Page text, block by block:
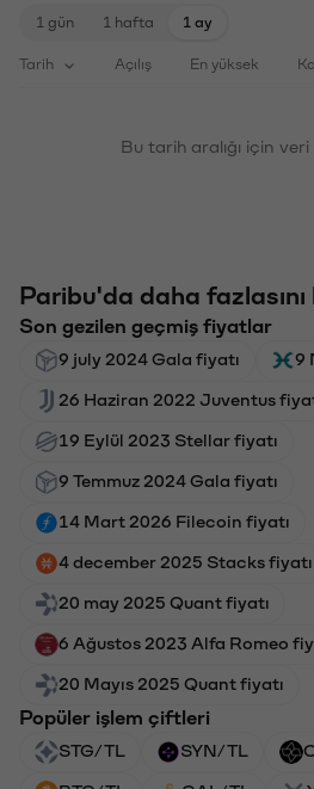
1 gün 1 hafta 1 ay
Tarih Açılış En yüksek
Bu tarih aralığı için veri
Paribu'da daha
Son gezilen geçmiş fiyatlar
9 july 2024 Gala fiyatı 9
26 Haziran 2022 Juventus
19 Eylül 2023 Stellar fiyatı
9 Temmuz 2024 Gala fiyatı
14 Mart 2026 Filecoin fiyatı
4 december 2025 Stacks fiyatı
20 may 2025 Quant fiyatı
6 Ağustos 2023 Alfa Romeo
20 Mayıs 2025 Quant fiyatı
Popüler işlem çiftleri
STG/TL SYN/TL